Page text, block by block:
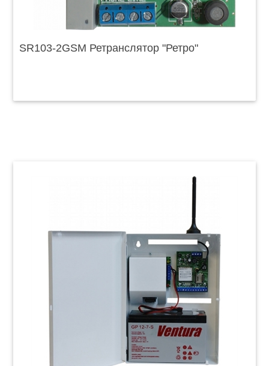
SR103-2GSM Ретранслятор "Ретро"